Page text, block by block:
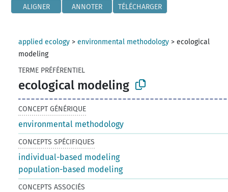
ALIGNER ANNOTER TÉLÉCHARGER
applied ecology >environmental methodology >ecological
modeling
TERME PRÉFÉRENTIEL
ecological modeling
CONCEPT GÉNÉRIQUE
environmental methodology
CONCEPTS SPÉCIFIQUES
individual-based modeling
population-based modeling
CONCEPTS ASSOCIÉS